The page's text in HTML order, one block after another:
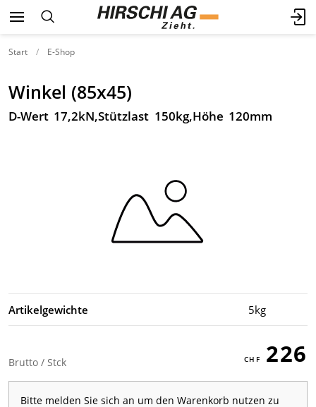
Start E-Shop
Winkel (85x45)
D-Wert 17,2kN,Stützlast 150kg,Höhe 120mm
Artikelgewichte 5kg
Brutto / Stck 226
Bitte melden Sie sich an um den Warenkorb nutzen zu